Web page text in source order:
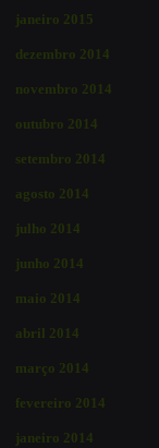
janeiro 2015
dezembro 2014
novembro 2014
outubro 2014
setembro 2014
agosto 2014
julho 2014
junho 2014
maio 2014
abril 2014
março 2014
fevereiro 2014
janeiro 2014